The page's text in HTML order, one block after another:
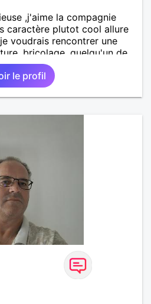
,j'aime la compagnie
caractère plutot cool allure
voudrais rencontrer une
,bricolage ,quelqu'un de
claviers mesdames
le profil